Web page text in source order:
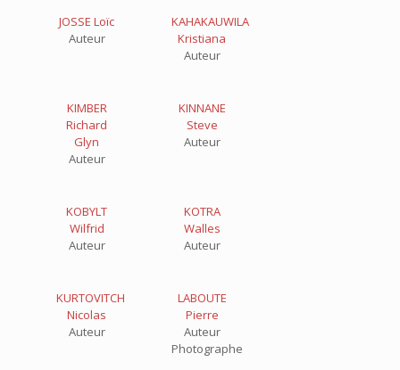
JOSSE Loïc
Auteur
KAHAKAUWILA
Kristiana
Auteur
KIMBER
Richard
Glyn
Auteur
KINNANE
Steve
Auteur
KOBYLT
Wilfrid
Auteur
KOTRA
Walles
Auteur
KURTOVITCH
Nicolas
Auteur
LABOUTE
Pierre
Auteur
Photographe